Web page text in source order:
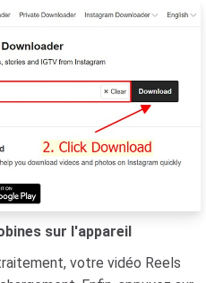
sur l'appareil
votre vidéo Reels